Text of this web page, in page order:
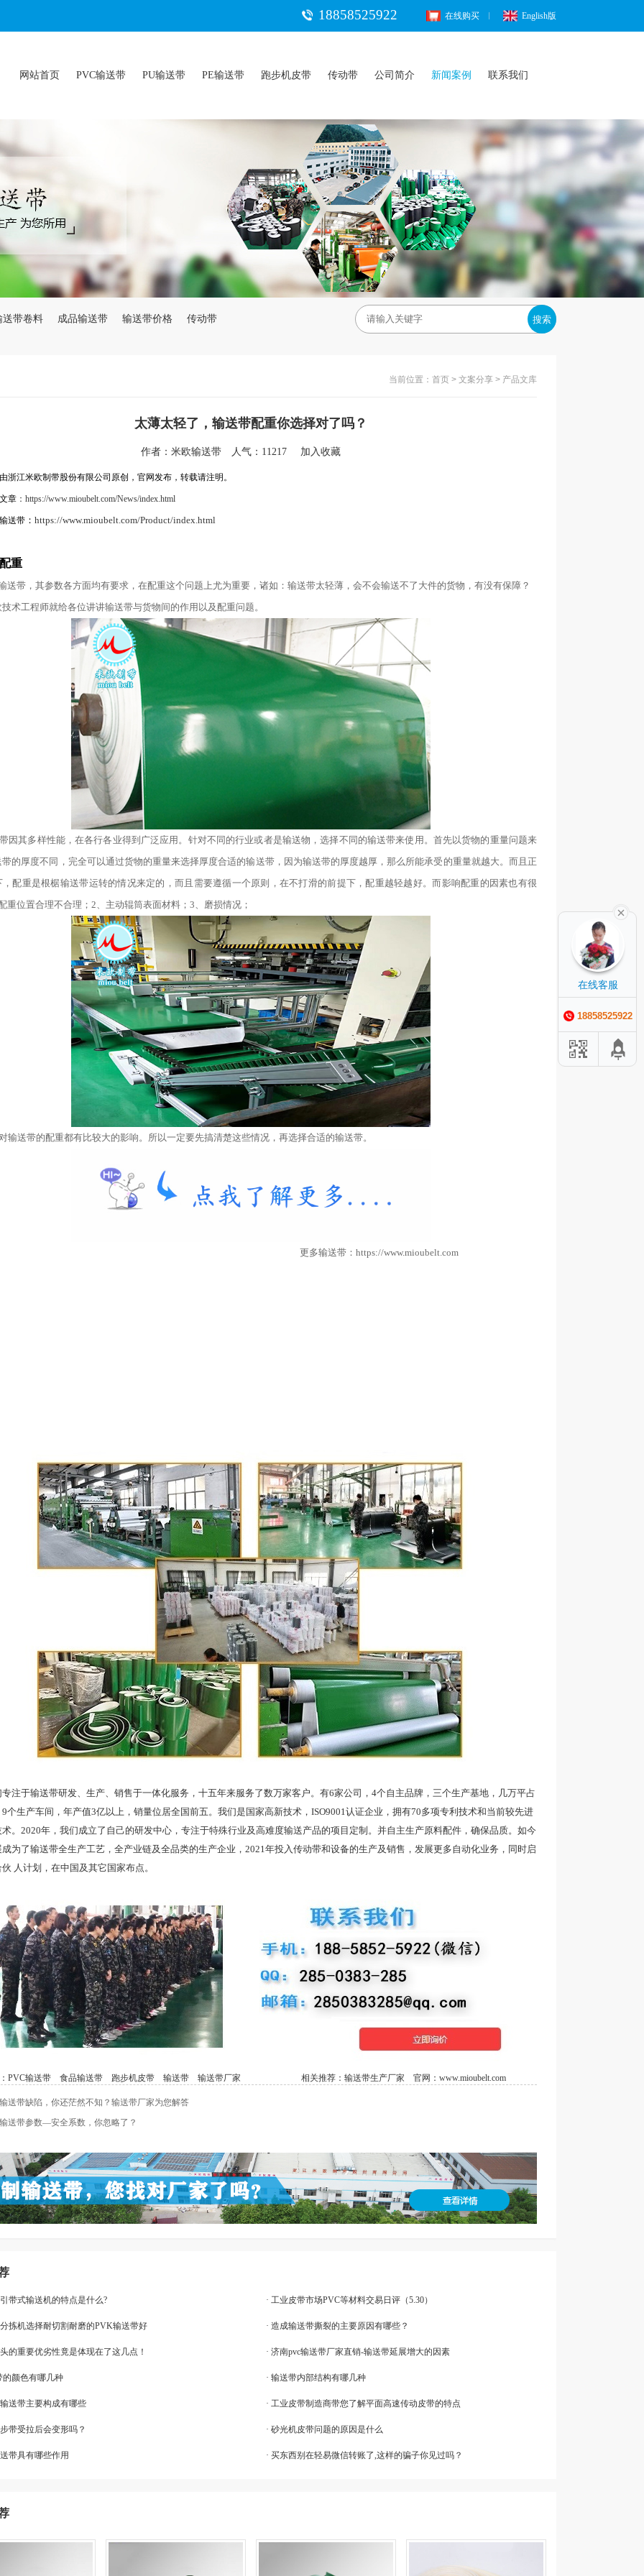
18858525922 在线购买 English版
网站首页 PVC输送带 PU输送带 PE输送带 跑步机皮带 传动带 公司简介 新闻案例 联系我们
送带卷料 成品输送带 输送带价格 传动带 搜索
当前位置： 首页 > 文案分享 > 产品文库
太薄太轻了，输送带配重你选择对了吗？
作者： 米欧输送带 人气：11217 加入收藏
浙江米欧制带股份有限公司原创，官网发布，转载请注明。
章 ： https://www.mioubelt.com/News/index.html
送带 ： https://www.mioubelt.com/Product/index.html
重
送带，其参数各方面均有要求，在配重这个问题上尤为重要，诸如：输送带太轻薄，会不会输送不了大件的货物，有没有保障？
术工程师就给各位讲讲输送带与货物间的作用以及配重问题。
其多样性能，在各行各业得到广泛应用。针对不同的行业或者是输送物，选择不同的输送带来使用。首先以货物的重量问题来
的厚度不同，完全可以通过货物的重量来选择厚度合适的输送带，因为输送带的厚度越厚，那么所能承受的重量就越大。而且正
，配重是根椐输送带运转的情况来定的，而且需要遵循一个原则，在不打滑的前提下，配重越轻越好。而影响配重的因素也有很
重位置合理不合理 ；2、主动辊筒表面材料 ；3、磨损情况；
送带的配重都有比较大的影响。所以一定要先搞清楚这些情况，再选择合适的输送带。
更多输送带 ： https://www.mioubelt.com
于输送带研发、生产、销售于一体化服务，十五年来服务了数万家客户。有6家公司，4个自主品牌，三个生产基地，几万平占
个生产车间，年产值3亿以上，销量位居全国前五。我们是国家高新技术，ISO9001认证企业，拥有70多项专利技术和当前较先进
。2020年，我们成立了自己的研发中心，专注于特殊行业及高难度输送产品的项目定制。并自主生产原料配件，确保品质。如今
为了输送带全生产工艺，全产业链及全品类的生产企业，2021年投入传动带和设备的生产及销售，发展更多自动化业务，同时启
人计划，在中国及其它国家布点。
PVC输送带 食品输送带 跑步机皮带 输送带 输送带厂家 相关推荐： 输送带生产厂家 官网： www.mioubelt.com
送带缺陷，你还茫然不知？输送带厂家为您解答
送带参数—安全系数，你忽略了？
带式输送机的特点是什么? · 工业皮带市场PVC等材料交易日评（5.30）
分拣机选择耐切割耐磨的PVK输送带好 · 造成输送带撕裂的主要原因有哪些？
的重要优劣性竟是体现在了这几点！ · 济南pvc输送带厂家直销-输送带延展增大的因素
的颜色有哪几种 · 输送带内部结构有哪几种
送带主要构成有哪些 · 工业皮带制造商带您了解平面高速传动皮带的特点
带受拉后会变形吗？ · 砂光机皮带问题的原因是什么
带具有哪些作用 · 买东西别在轻易微信转账了,这样的骗子你见过吗？
在线客服
18858525922